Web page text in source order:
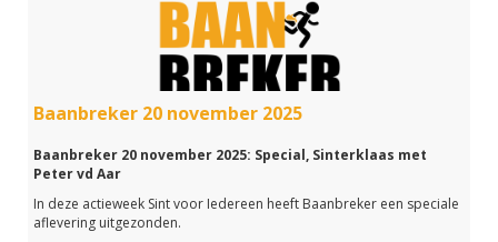
Kortom: een bomvolle informatieve aflevering van Baanbreker, die
je met de link hieronder (nogmaals) kunt beluisteren
Baanbreker 20 november 2025
Baanbreker 20 november 2025: Special, Sinterklaas met
Peter vd Aar
In deze actieweek Sint voor Iedereen heeft Baanbreker een speciale
aflevering uitgezonden.